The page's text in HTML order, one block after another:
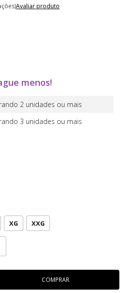
Avaliar produto
menos!
2 unidades ou mais
3 unidades ou mais
XG XXG